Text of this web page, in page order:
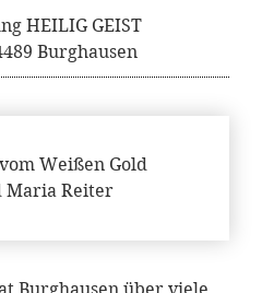
HEILIG GEIST
Burghausen
Weißen Gold
Maria Reiter